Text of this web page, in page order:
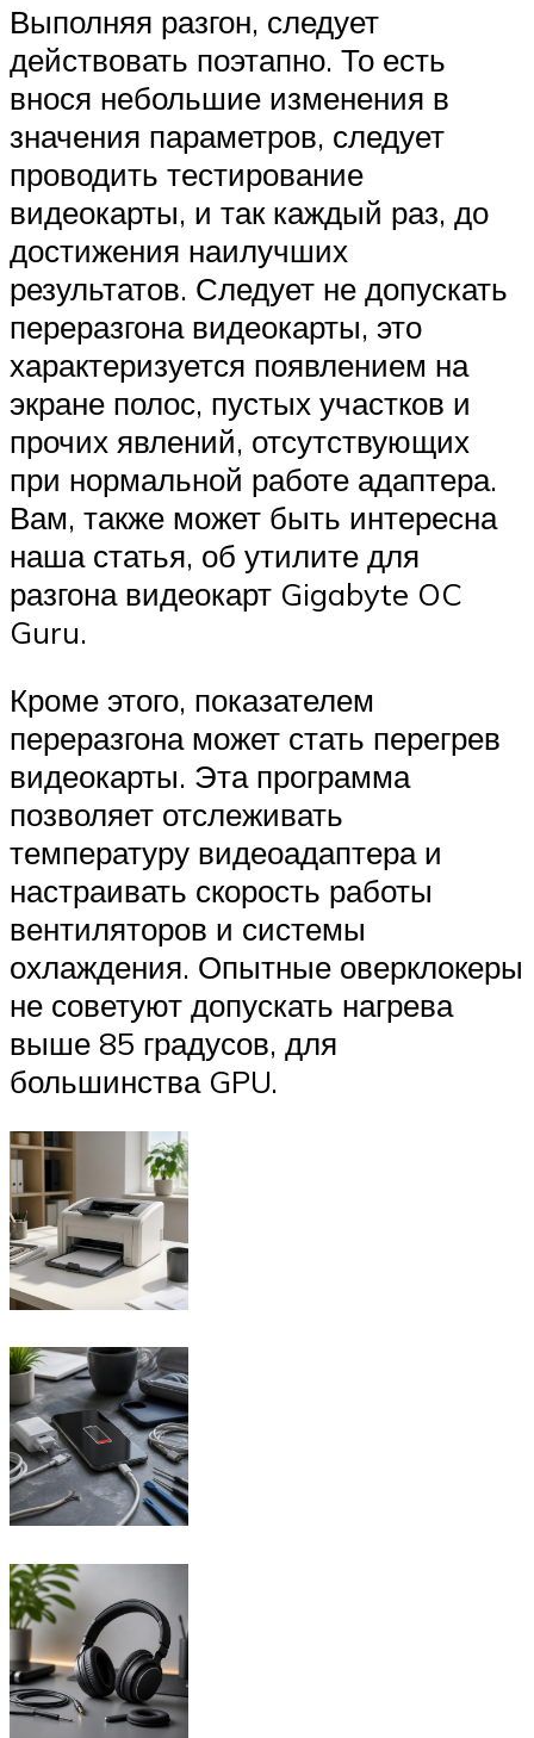
Выполняя разгон, следует
действовать поэтапно. То есть
внося небольшие изменения в
значения параметров, следует
проводить тестирование
видеокарты, и так каждый раз, до
достижения наилучших
результатов. Следует не допускать
переразгона видеокарты, это
характеризуется появлением на
экране полос, пустых участков и
прочих явлений, отсутствующих
при нормальной работе адаптера.
Вам, также может быть интересна
наша статья, об утилите для
разгона видеокарт Gigabyte OC
Guru.
Кроме этого, показателем
переразгона может стать перегрев
видеокарты. Эта программа
позволяет отслеживать
температуру видеоадаптера и
настраивать скорость работы
вентиляторов и системы
охлаждения. Опытные оверклокеры
не советуют допускать нагрева
выше 85 градусов, для
большинства GPU.